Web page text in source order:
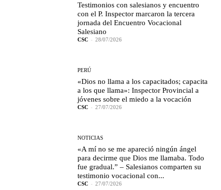
Testimonios con salesianos y encuentro
con el P. Inspector marcaron la tercera
jornada del Encuentro Vocacional
Salesiano
CSC - 28/07/2026
PERÚ
«Dios no llama a los capacitados; capacita
a los que llama»: Inspector Provincial a
jóvenes sobre el miedo a la vocación
CSC - 27/07/2026
NOTICIAS
«A mí no se me apareció ningún ángel
para decirme que Dios me llamaba. Todo
fue gradual.” – Salesianos comparten su
testimonio vocacional con...
CSC - 27/07/2026